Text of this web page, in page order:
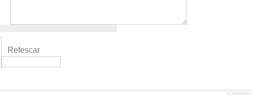
Refescar
JComments